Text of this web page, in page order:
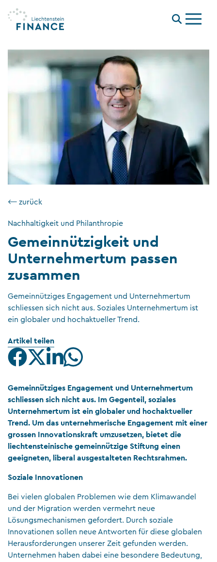
Menu
⟵ zurück
Nachhaltigkeit und Philanthropie
Gemeinnützigkeit und
Unternehmertum passen
zusammen
Gemeinnütziges Engagement und Unternehmertum
schliessen sich nicht aus. Soziales Unternehmertum ist
ein globaler und hochaktueller Trend.
Artikel teilen
Gemeinnütziges Engagement und Unternehmertum
schliessen sich nicht aus. Im Gegenteil, soziales
Unternehmertum ist ein globaler und hochaktueller
Trend. Um das unternehmerische Engagement mit einer
grossen Innovationskraft umzusetzen, bietet die
liechtensteinische gemeinnützige Stiftung einen
geeigneten, liberal ausgestalteten Rechtsrahmen.
Soziale Innovationen
Bei vielen globalen Problemen wie dem Klimawandel
und der Migration werden vermehrt neue
Lösungsmechanismen gefordert. Durch soziale
Innovationen sollen neue Antworten für diese globalen
Herausforderungen unserer Zeit gefunden werden.
Unternehmen haben dabei eine besondere Bedeutung,